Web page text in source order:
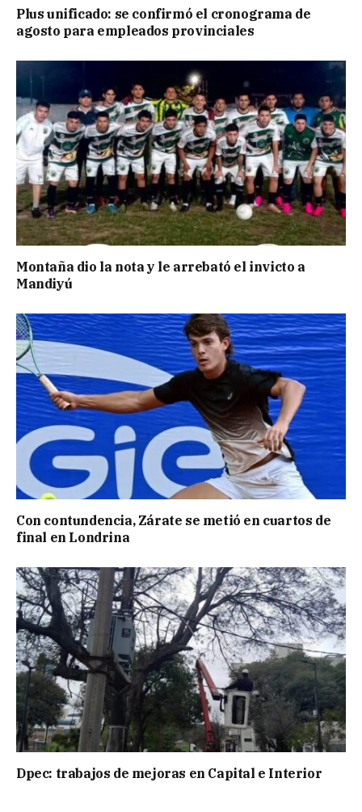
Plus unificado: se confirmó el cronograma de
agosto para empleados provinciales
Montaña dio la nota y le arrebató el invicto a
Mandiyú
Con contundencia, Zárate se metió en cuartos de
final en Londrina
Dpec: trabajos de mejoras en Capital e Interior